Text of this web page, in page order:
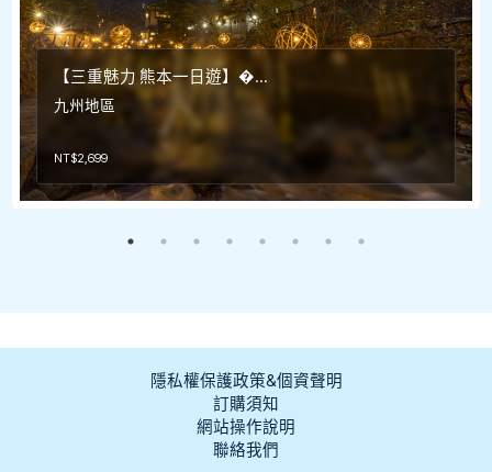
【三重魅力 熊本一日遊】�...
九州地區
NT$2,699
隱私權保護政策&個資聲明
訂購須知
網站操作說明
聯絡我們